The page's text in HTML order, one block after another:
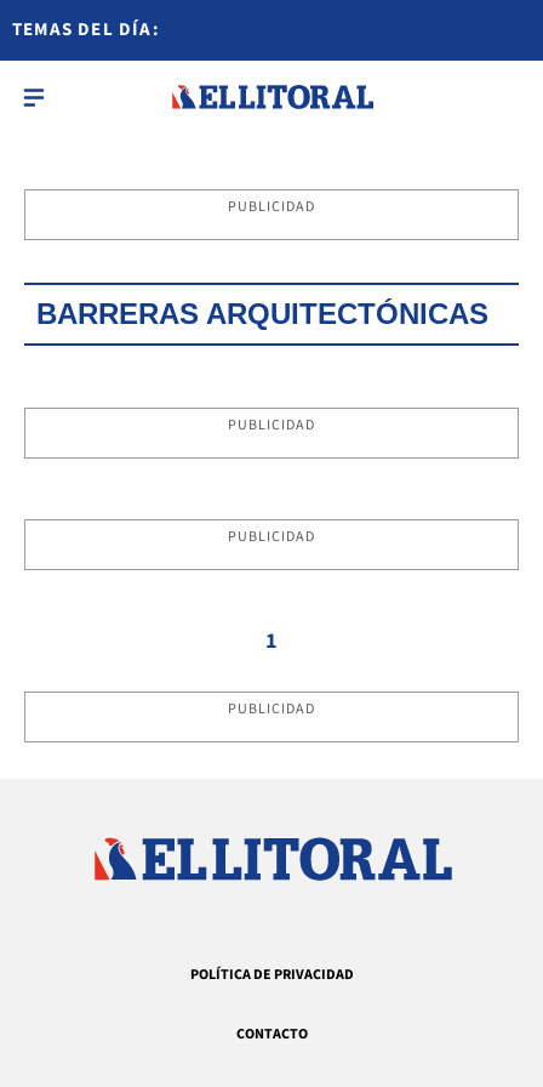
TEMAS DEL DÍA:
PUBLICIDAD
BARRERAS ARQUITECTÓNICAS
PUBLICIDAD
PUBLICIDAD
1
PUBLICIDAD
POLÍTICA DE PRIVACIDAD
CONTACTO